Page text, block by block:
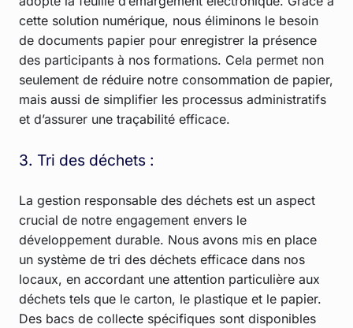
cette solution numérique, nous éliminons le besoin
de documents papier pour enregistrer la présence
des participants à nos formations. Cela permet non
seulement de réduire notre consommation de papier,
mais aussi de simplifier les processus administratifs
et d’assurer une traçabilité efficace.
3. Tri des déchets :
La gestion responsable des déchets est un aspect
crucial de notre engagement envers le
développement durable. Nous avons mis en place
un système de tri des déchets efficace dans nos
locaux, en accordant une attention particulière aux
déchets tels que le carton, le plastique et le papier.
Des bacs de collecte spécifiques sont disponibles